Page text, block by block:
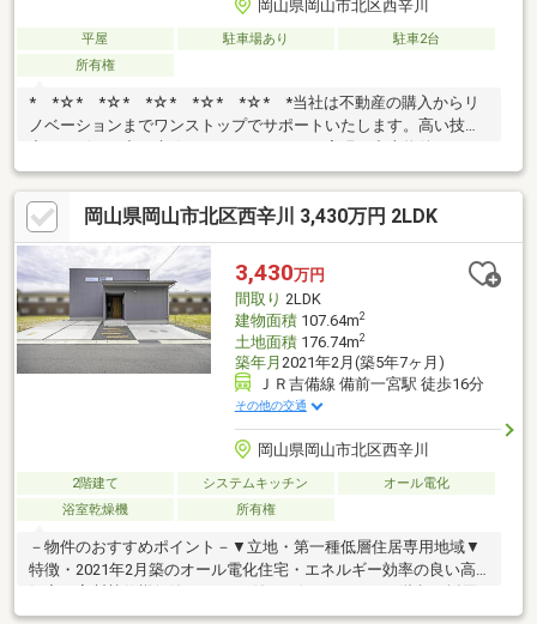
岡山県岡山市北区西辛川
平屋 駐車場あり
駐車2台
所有権
* *☆* *☆* *☆* *☆* *☆* *当社は不動産の購入からリ
ノベーションまでワンストップでサポートいたします。高い技術
ベ・リフォームで蘇らせます。物件購入費用とリノベ工事費用を
一緒にローンで組む提案も可能です。3Dモデリングでリフォーム
の完成予想図を立体的に表現。購入・買い替え・購入+リノベー
ションなど、お気軽にご相談ください！お問い合わせは【086-
250-9005】または資料請求・来場予約ボタンか
ら。 * *☆* *☆* *☆*
*☆* *☆* *
岡山県岡山市北区西辛川 3,430万円 2LDK
3,430万円
間取り 2LDK
建物面積107.64m2
土地面積176.74m2
築年月 2021年2月(築5年7ヶ月)
ＪＲ吉備線 備前一宮駅 徒歩16分
その他の交通
岡山県岡山市北区西辛川
2階建て システムキッチン
オール電化
浴室乾燥機
所有権
－物件のおすすめポイント－▼立地・第一種低層住居専用地域▼
特徴・2021年2月築のオール電化住宅・エネルギー効率の良い高
された開放的なLD、畳コーナー有・デザイン性の高いフルフラッ